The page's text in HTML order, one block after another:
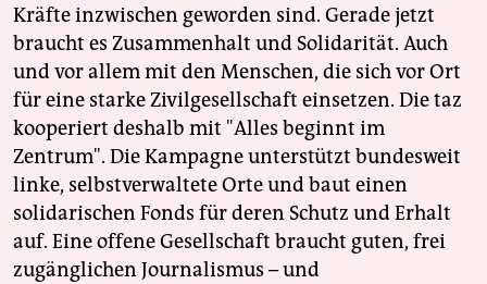
Kräfte inzwischen geworden sind. Gerade jetzt
braucht es Zusammenhalt und Solidarität. Auch
und vor allem mit den Menschen, die sich vor Ort
für eine starke Zivilgesellschaft einsetzen. Die taz
kooperiert deshalb mit "Alles beginnt im
Zentrum". Die Kampagne unterstützt bundesweit
linke, selbstverwaltete Orte und baut einen
solidarischen Fonds für deren Schutz und Erhalt
auf. Eine offene Gesellschaft braucht guten, frei
zugänglichen Journalismus – und